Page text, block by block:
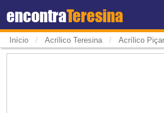
encontraTeresina
Início / Acrílico Teresina / Acrílico